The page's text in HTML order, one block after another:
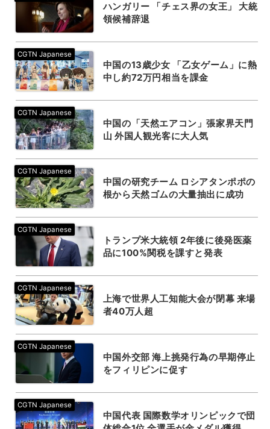
ハンガリー 「チェス界の女王」 大統
領候補辞退
中国の13歳少女 「乙女ゲーム」に熱
中し約72万円相当を課金
中国の「天然エアコン」張家界天門
山 外国人観光客に大人気
中国の研究チーム ロシアタンポポ‌の
根から天然ゴムの大量抽出に成功
トランプ米大統領 2年後に後発医薬
品に100%関税を課すと発表
上海で世界人工知能大会が閉幕 来場
者40万人超
中国外交部 海上挑発行為の早期停止
をフィリピンに促す
中国代表 国際数学オリンピックで団